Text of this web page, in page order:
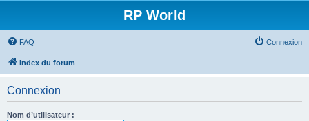
RP World
FAQ Connexion
Index du forum
Connexion
Nom d’utilisateur :